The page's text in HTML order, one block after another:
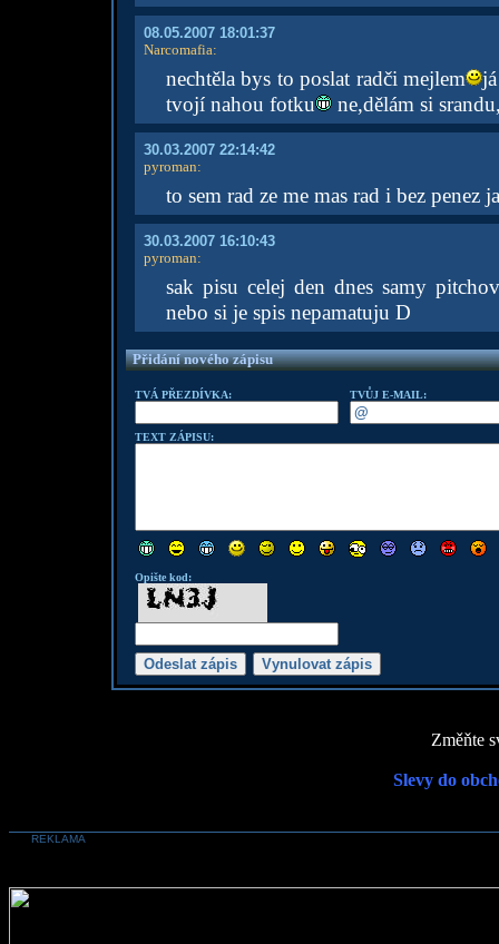
08.05.2007 18:01:37
Narcomafia:
nechtěla bys to poslat radči mejlem
tvojí nahou fotku
ne,dělám si
30.03.2007 22:14:42
pyroman:
to sem rad ze me mas rad i bez penez
30.03.2007 16:10:43
pyroman:
sak pisu celej den dnes samy
nebo si je spis nepamatuju D
Přidání nového zápisu
TVÁ PŘEZDÍVKA: TVŮJ E-MAIL:
TEXT ZÁPISU:
Opište kod:
Změňte
Slevy do
REKLAMA